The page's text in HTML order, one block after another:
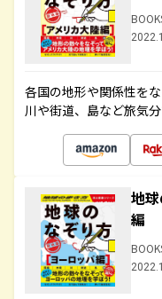
各国の地形や関係性を
川や街道、島など旅気
地
編